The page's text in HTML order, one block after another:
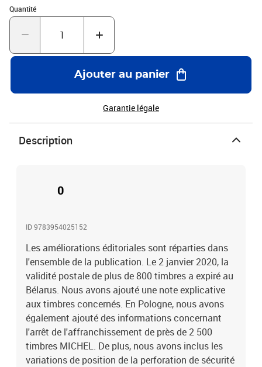
Les collectionneurs s'intéressent actuellement aux timbres
oblitérés des années 1950 qui, en raison de leur courte période de
validité, sont rarement trouvés avec un cachet postal vérifiable.
conjoints modernes se négocient également à des prix plus élevés.
Le marché ukrainien est volatil ; les timbres à motifs patriotiques
et ceux sur le thème de la guerre sont très recherchés. Ce volume
contient tous les nouveaux produits enregistrés jusqu'au numéro
10/2025 inclus de la MICHEL Rundschau.
Quantité
Quantité : 1
Ajouter au panier
Garantie légale
Description
0
ID 9783954025152
Les améliorations éditoriales sont réparties dans
l'ensemble de la publication. Le 2 janvier 2020, la
validité postale de plus de 800 timbres a expiré au
Bélarus. Nous avons ajouté une note explicative
aux timbres concernés. En Pologne, nous avons
également ajouté des informations concernant
l'arrêt de l'affranchissement de près de 2 500
timbres MICHEL. De plus, nous avons inclus les
variations de position de la perforation de sécurité